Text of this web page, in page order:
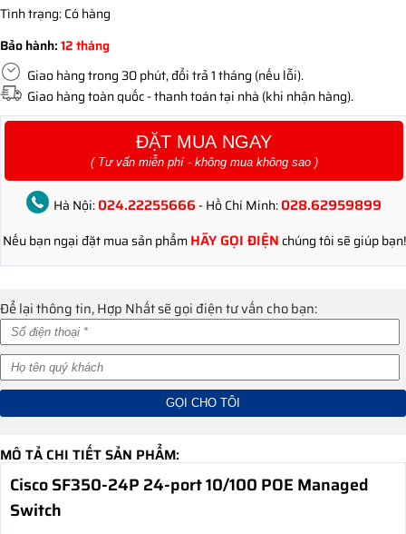
Tình trạng:Có hàng
Bảo hành:12 tháng
Giao hàng trong 30 phút, đổi trả 1 tháng (nếu lỗi).
Giao hàng toàn quốc - thanh toán tại nhà (khi nhận hàng).
ĐẶT MUA NGAY
( Tư vấn miễn phí - không mua không sao )
Hà Nội:024.22255666 - Hồ Chí Minh:028.62959899
Nếu bạn ngại đặt mua sản phẩmHÃY GỌI ĐIỆN chúng tôi sẽ giúp bạn!
Để lại thông tin, Hợp Nhất sẽ gọi điện tư vấn cho bạn:
MÔ TẢ CHI TIẾT SẢN PHẨM:
Cisco SF350-24P 24-port 10/100 POE Managed
Switch